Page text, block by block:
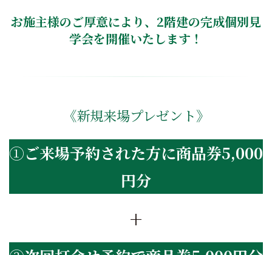
お施主様のご厚意により、2階建の完成個別見
学会を開催いたします！
《新規来場プレゼント》
①ご来場予約された方に商品券5,000
円分
+